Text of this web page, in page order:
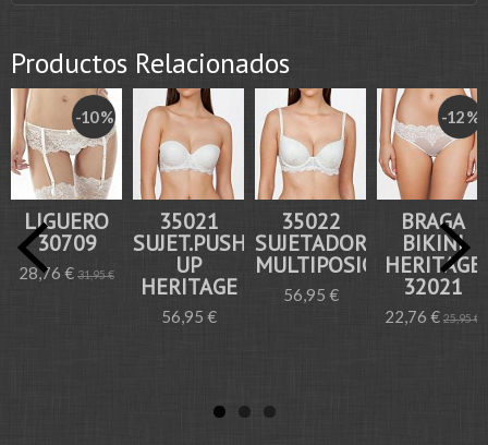
Productos Relacionados
-10 %
LIGUERO
30709
28,76 € 31,95 €
35021
SUJET.PUSH-
UP
HERITAGE
56,95 €
35022
SUJETADOR
MULTIPOSICION...
56,95 €
-12 %
BRAGA
BIKINI
HERITAGE
32021
22,76 € 25,95 €